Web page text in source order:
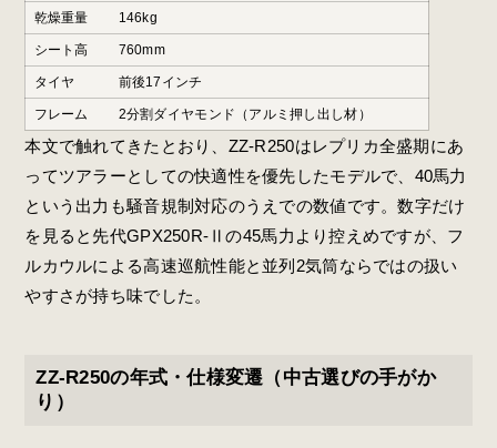
乾燥重量 146kg
シート高 760mm
タイヤ 前後17インチ
フレーム 2分割ダイヤモンド（アルミ押し出し材）
本文で触れてきたとおり、ZZ-R250はレプリカ全盛期にあ
ってツアラーとしての快適性を優先したモデルで、40馬力
という出力も騒音規制対応のうえでの数値です。数字だけ
を見ると先代GPX250R-Ⅱの45馬力より控えめですが、フ
ルカウルによる高速巡航性能と並列2気筒ならではの扱い
やすさが持ち味でした。
ZZ-R250の年式・仕様変遷（中古選びの手がか
り）